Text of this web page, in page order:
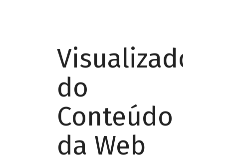
Visualizador
do
Conteúdo
da Web